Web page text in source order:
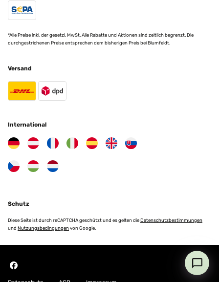
*Alle Preise inkl. der gesetzl. MwSt. Alle Rabatte und Aktionen sind zeitlich begrenzt. Die
durchgestrichenen Preise entsprechen dem bisherigen Preis bei Blumfeldt.
Versand
International
Schutz
Diese Seite ist durch reCAPTCHA geschützt und es gelten dieDatenschutzbestimmungen
und Nutzungsbedingungenvon Google.